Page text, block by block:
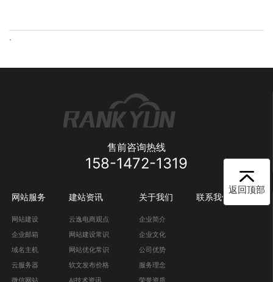
.
售前咨询热线
158-1472-1319
网站服务
网站建设
企业邮箱
域名主机
云服务器
微信网站
建站资讯
云逸电商观点
网站建设常识
网站优化常识
软文发布价格
AI技术资讯
关于我们
企业简介
企业文化
公司优势
服务理念
荣誉资质
联系我们
返回顶部